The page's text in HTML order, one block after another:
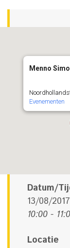
Menno
Evenementen
Datum/
13/08/2017
10:00 -
Locatie